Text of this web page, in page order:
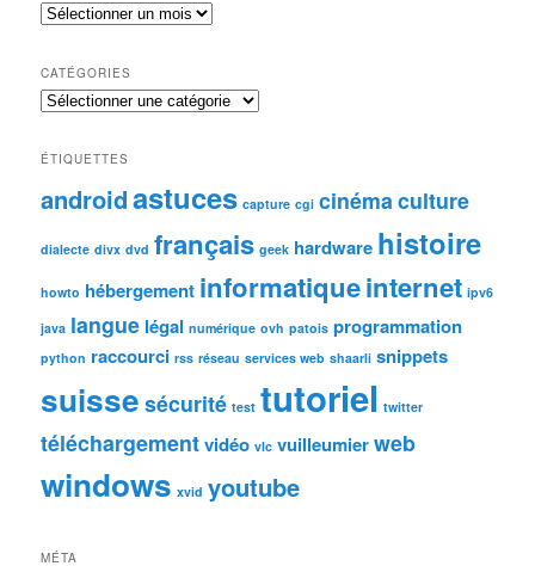
Archives
CATÉGORIES
Catégories
ÉTIQUETTES
androidastuces capture cgi cinémaculture
dialecte divx dvd français geek hardware histoire
howto hébergement informatiqueinternet ipv6
java langue légal numérique ovh patois programmation
python raccourci rss réseau services web shaarli snippets
suisse sécurité test tutoriel twitter
téléchargementvidéo vlc vuilleumierweb
windows xvid youtube
MÉTA